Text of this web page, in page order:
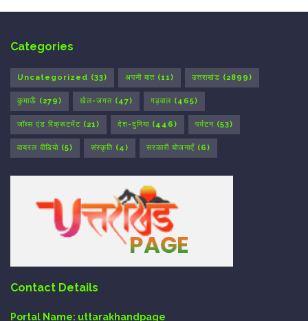
Categories
Uncategorized (33) अपनी बात (11) उत्तराखंड (2899)
कुमाऊँ (279) खेल-जगत (47) गढ़वाल (465)
जॉब्स एंड रिक्रूटमेंट (21) देश-दुनिया (446) पर्यटन (53)
वायरल वीडियो (5) संस्कृति (4) सरकारी योजनाएँ (6)
Contact Details
Portal Name: uttarakhandpage